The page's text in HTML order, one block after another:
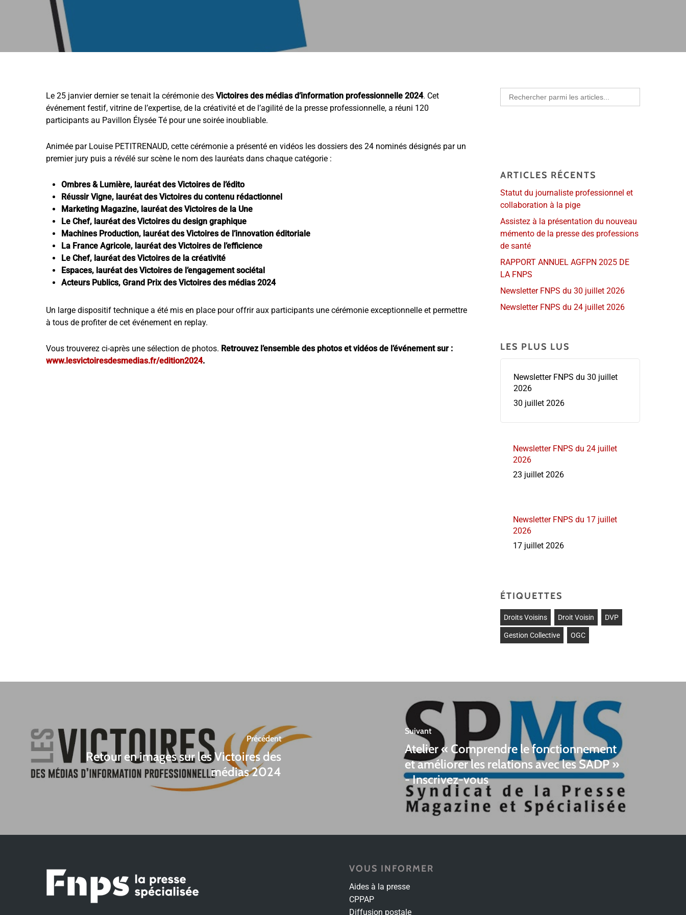
Le 25 janvier dernier se tenait la cérémonie des Victoires des médias d’information professionnelle 2024. Cet
événement festif, vitrine de l’expertise, de la créativité et de l’agilité de la presse professionnelle, a réuni 120
participants au Pavillon Élysée Té pour une soirée inoubliable.
Animée par Louise PETITRENAUD, cette cérémonie a présenté en vidéos les dossiers des 24 nominés désignés par un
premier jury puis a révélé sur scène le nom des lauréats dans chaque catégorie :
Ombres & Lumière, lauréat des Victoires de l’édito
Réussir Vigne, lauréat des Victoires du contenu rédactionnel
Marketing Magazine, lauréat des Victoires de la Une
Le Chef, lauréat des Victoires du design graphique
Machines Production, lauréat des Victoires de l’innovation éditoriale
La France Agricole, lauréat des Victoires de l’efficience
Le Chef, lauréat des Victoires de la créativité
Espaces, lauréat des Victoires de l’engagement sociétal
Acteurs Publics, Grand Prix des Victoires des médias 2024
Un large dispositif technique a été mis en place pour offrir aux participants une cérémonie exceptionnelle et permettre
à tous de profiter de cet événement en replay.
Vous trouverez ci-après une sélection de photos. Retrouvez l’ensemble des photos et vidéos de l’événement sur :
www.lesvictoiresdesmedias.fr/edition2024.
Search
for:
ARTICLES RÉCENTS
Statut du journaliste professionnel et
collaboration à la pige
Assistez à la présentation du nouveau
mémento de la presse des professions
de santé
RAPPORT ANNUEL AGFPN 2025 DE
LA FNPS
Newsletter FNPS du 30 juillet 2026
Newsletter FNPS du 24 juillet 2026
LES PLUS LUS
Newsletter FNPS du 30 juillet
2026
30 juillet 2026
Newsletter FNPS du 24 juillet
2026
23 juillet 2026
Newsletter FNPS du 17 juillet
2026
17 juillet 2026
ÉTIQUETTES
Droits Voisins Droit Voisin DVP
Gestion Collective OGC
Précédent
Retour en images sur les Victoires des
médias 2024
Suivant
Atelier « Comprendre le fonctionnement
et améliorer les relations avec les SADP »
- Inscrivez-vous
VOUS INFORMER
Aides à la presse
CPPAP
Diffusion postale